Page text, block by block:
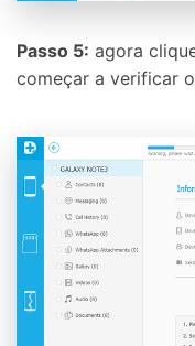
Passo 5: agora
começar a verificar